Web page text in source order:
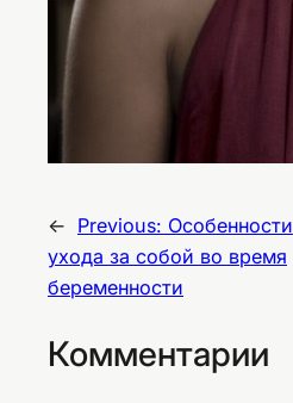
← Previous: Особенности
ухода за собой во время
беременности
Комментарии